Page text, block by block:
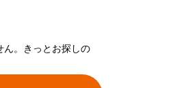
ん。きっとお探しの